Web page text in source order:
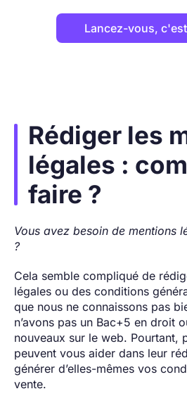
Lancez-vous,
Rédiger les
légales :
faire ?
Vous avez besoin de mentions
?
Cela semble compliqué de
légales ou des conditions
que nous ne connaissons pas
n’avons pas un Bac+5 en droit
nouveaux sur le web. Pourtant,
peuvent vous aider dans leur
générer d’elles-mêmes vos
vente.